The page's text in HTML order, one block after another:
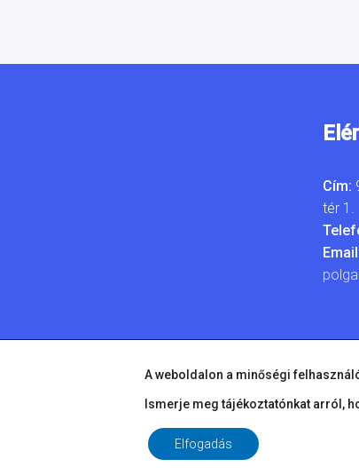
Cím:
tér 1.
A weboldalon a minőségi
Ismerje meg tájékoztatónkat arról,
Elfogadás